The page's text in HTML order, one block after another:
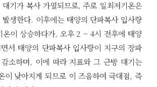
기가 복사 가열되므로, 주로 일최저기온은
발생한다. 이후에는 태양의 단파복사 입사량
온이 상승하다가, 오후 2 ~ 4시 전후에 태양
서 태양의 단파복사 입사량이 지구의 장파
소하며, 이에 따라 지표와 그 근방 대기는
이 낮아지게 되므로 이 즈음하여 극대점, 즉